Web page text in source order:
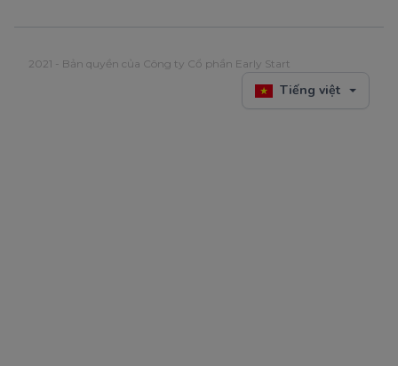
2021 - Bản quyền của Công ty Cổ phần Early Start
Tiếng việt